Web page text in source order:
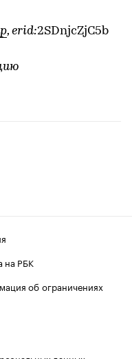
, erid:2SDnjcZjC5b
на РБК
об ограничениях